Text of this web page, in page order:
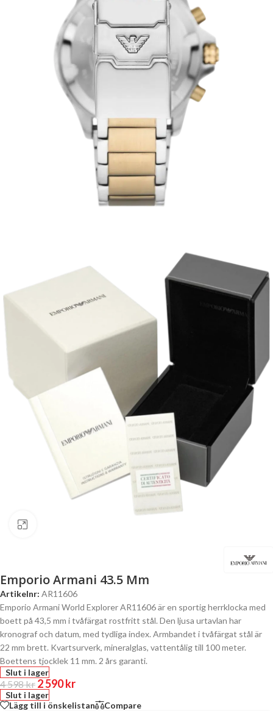
Emporio Armani 43.5 Mm
Artikelnr: AR11606
Emporio Armani World Explorer AR11606 är en sportig herrklocka med
boett på 43,5 mm i tvåfärgat rostfritt stål. Den ljusa urtavlan har
kronograf och datum, med tydliga index. Armbandet i tvåfärgat stål är
22 mm brett. Kvartsurverk, mineralglas, vattentålig till 100 meter.
Boettens tjocklek 11 mm. 2 års garanti.
Slut i lager
4 598kr 2 590kr
Slut i lager
Lägg till i önskelistan
Compare